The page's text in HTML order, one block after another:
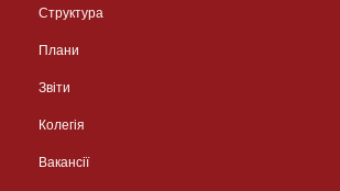
Структура
Плани
Звіти
Колегія
Вакансії